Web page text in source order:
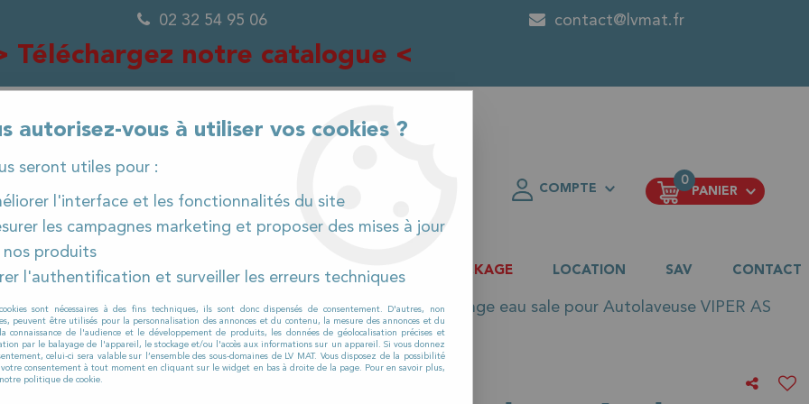
02 32 54 95 06 contact@lvmat.fr
Téléchargez notre catalogue <
COMPTE
0
PANIER
DÉTACHÉES PRODUITS ET CONSOMMABLES DESTOCKAGE LOCATION SAV CONTACT
>Viper >AS 430 > AS 430 à Batterie >Tuyau de vidange eau sale pour Autolaveuse VIPER AS
VIPER
autorisez-vous à utiliser vos cookies ?
seront utiles pour :
l'interface et les fonctionnalités du site
les campagnes marketing et proposer des mises à jour
nos produits
l'authentification et surveiller les erreurs techniques
sont nécessaires à des fins techniques, ils sont donc dispensés de consentement. D'autres, non
peuvent être utilisés pour la personnalisation des annonces et du contenu, la mesure des annonces et du
connaissance de l'audience et le développement de produits, les données de géolocalisation précises et
par le balayage de l'appareil, le stockage et/ou l'accès aux informations sur un appareil. Si vous donnez
celui-ci sera valable sur l’ensemble des sous-domaines de LV MAT. Vous disposez de la possibilité
consentement à tout moment en cliquant sur le widget en bas à droite de la page. Pour en savoir plus,
politique de cookie.